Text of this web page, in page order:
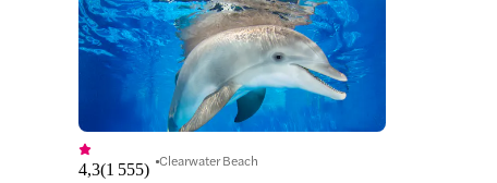
4,3(1 555) Clearwater Beach